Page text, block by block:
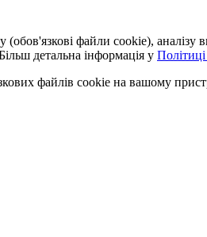
файли cookie),
детальна інформація у
файлів cookie на вашому